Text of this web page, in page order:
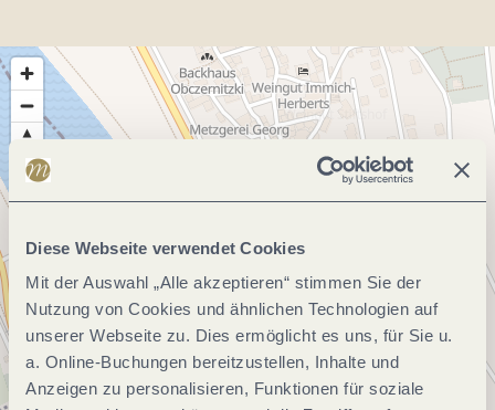
Diese Webseite verwendet Cookies
Mit der Auswahl „Alle akzeptieren“ stimmen Sie der
Nutzung von Cookies und ähnlichen Technologien auf
unserer Webseite zu. Dies ermöglicht es uns, für Sie u.
a. Online-Buchungen bereitzustellen, Inhalte und
Anzeigen zu personalisieren, Funktionen für soziale